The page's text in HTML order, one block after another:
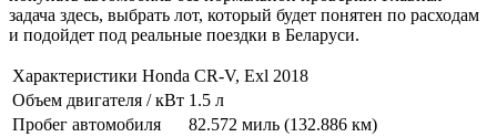
задача здесь, выбрать лот, который будет понятен по расходам
и подойдет под реальные поездки в Беларуси.
Характеристики Honda CR-V, Exl 2018
Объем двигателя / кВт 1.5 л
Пробег автомобиля
82.572 миль (132.886 км)